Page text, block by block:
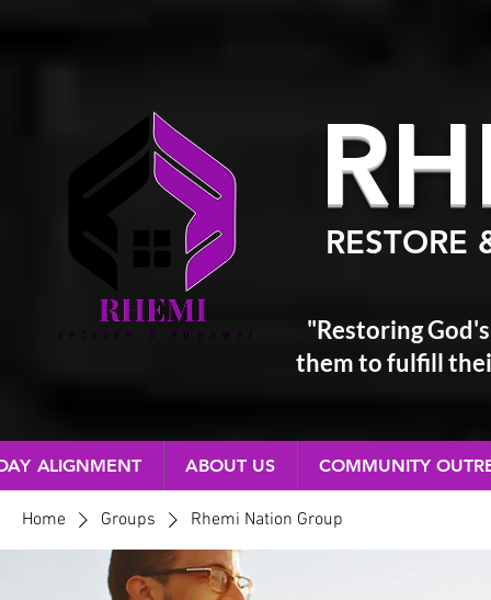
RESTORE
"Restoring
themto fulfill
RESTORE & EMPOWER
ALIGNMENT ABOUT US COMMUNITY
Home Groups Rhemi Nation Group